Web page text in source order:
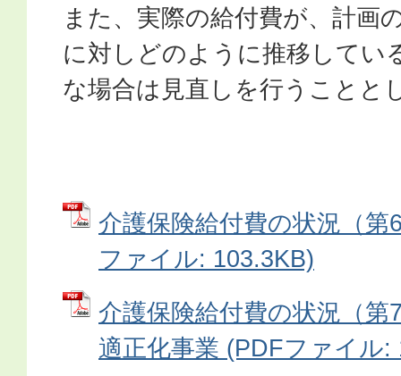
また、実際の給付費が、計画
に対しどのように推移してい
な場合は見直しを行うことと
介護保険給付費の状況（第
ファイル: 103.3KB)
介護保険給付費の状況（第
適正化事業 (PDFファイル: